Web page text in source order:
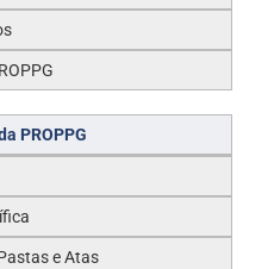
PROPPG
e Atas